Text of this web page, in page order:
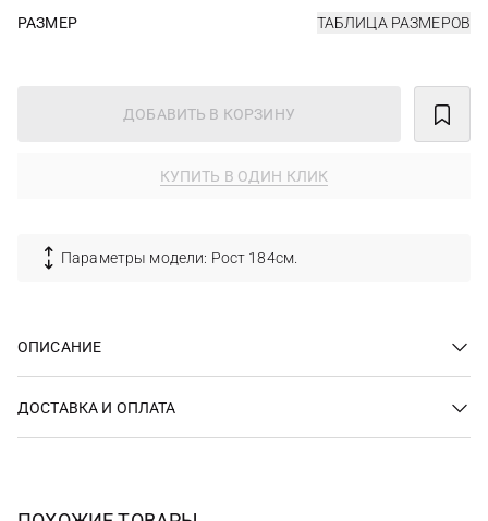
РАЗМЕР ТАБЛИЦА РАЗМЕРОВ
ДОБАВИТЬ В КОРЗИНУ
КУПИТЬ В ОДИН КЛИК
Параметры модели: Рост 184см.
ОПИСАНИЕ
ДОСТАВКА И ОПЛАТА